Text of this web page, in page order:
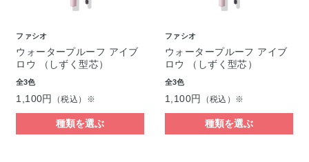
ファシオ
ウォータープルーフ アイブ
ロウ （しずく型芯）
全3色
1,100円 （税込）※
種類を選ぶ
ファシオ
ウォータープルーフ アイブ
ロウ （しずく型芯）
全3色
1,100円 （税込）※
種類を選ぶ